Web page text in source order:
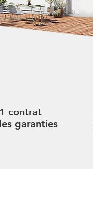
contrat
garanties